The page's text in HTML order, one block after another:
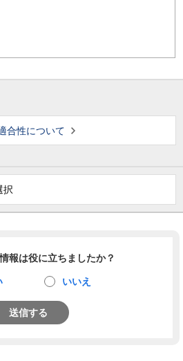
合性について
択
報は役に立ちましたか？
いいえ
送信する